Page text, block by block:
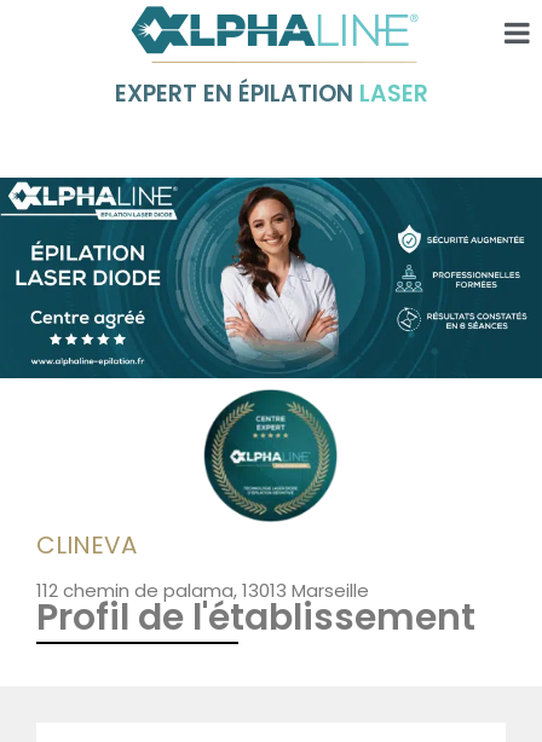
EXPERT EN ÉPILATION LASER
CLINEVA
112 chemin de palama, 13013 Marseille
Profil de l'établissement